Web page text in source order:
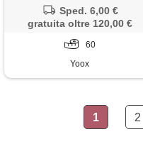
Sped. 6,00 €
gratuita oltre 120,00 €
60
Yoox
1 2